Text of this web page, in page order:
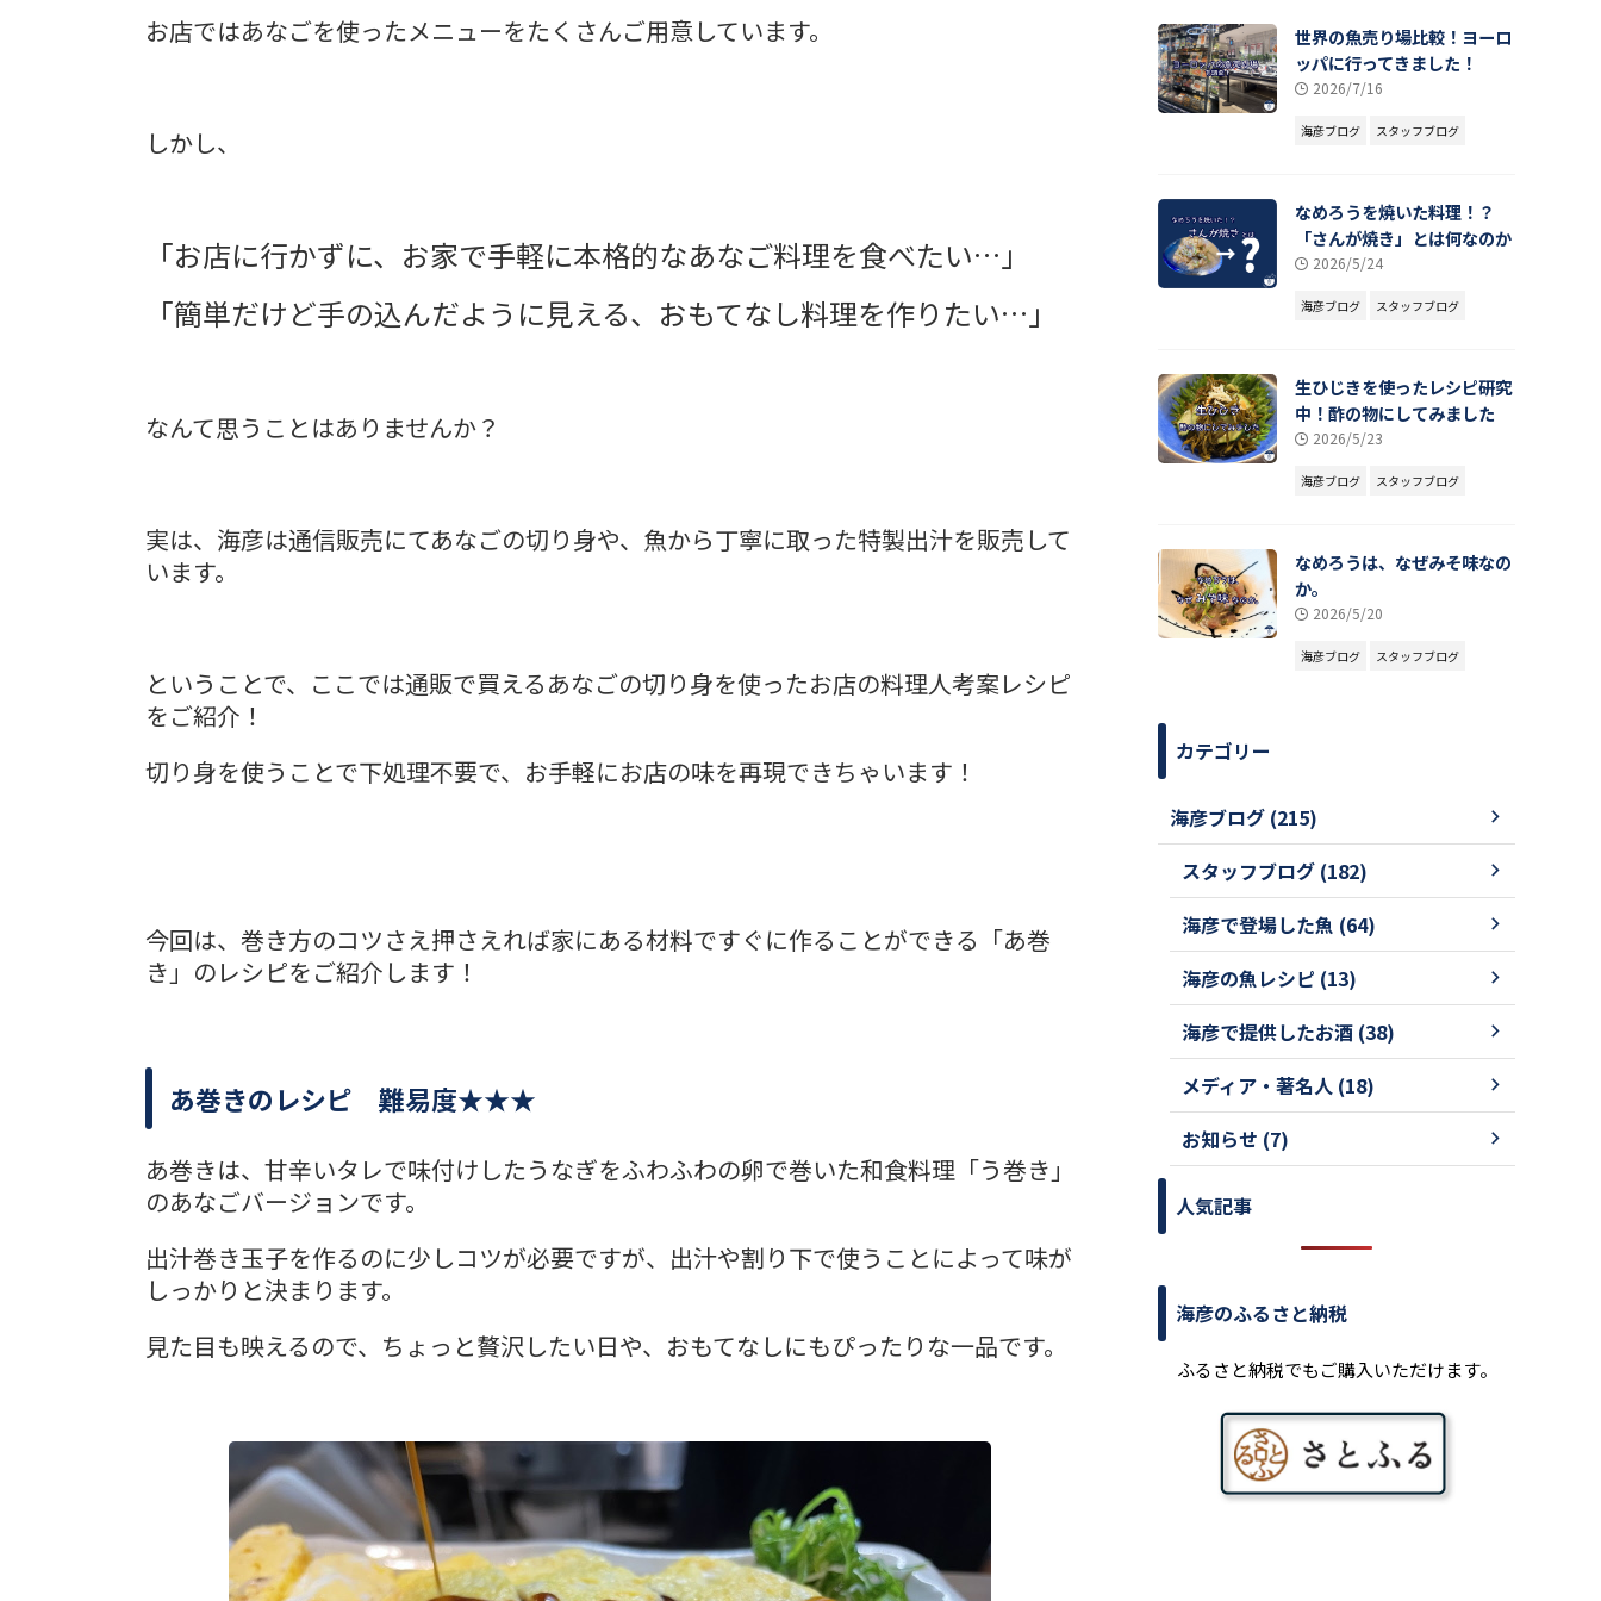
お店ではあなごを使ったメニューをたくさんご用意しています。
しかし、
「お店に行かずに、お家で手軽に本格的なあなご料理を食べたい…」
「簡単だけど手の込んだように見える、おもてなし料理を作りたい…」
なんて思うことはありませんか？
実は、海彦は通信販売にてあなごの切り身や、魚から丁寧に取った特製出汁を販売して
います。
ということで、ここでは通販で買えるあなごの切り身を使ったお店の料理人考案レシピ
をご紹介！
切り身を使うことで下処理不要で、お手軽にお店の味を再現できちゃいます！
今回は、巻き方のコツさえ押さえれば家にある材料ですぐに作ることができる「あ巻
き」のレシピをご紹介します！
あ巻きのレシピ 難易度★★★
あ巻きは、甘辛いタレで味付けしたうなぎをふわふわの卵で巻いた和食料理「う巻き」
のあなごバージョンです。
出汁巻き玉子を作るのに少しコツが必要ですが、出汁や割り下で使うことによって味が
しっかりと決まります。
見た目も映えるので、ちょっと贅沢したい日や、おもてなしにもぴったりな一品です。
世界の魚売り場比較！ヨーロ
ッパに行ってきました！
2026/7/16
海彦ブログ スタッフブログ
なめろうを焼いた料理！？
「さんが焼き」とは何なのか
2026/5/24
海彦ブログ スタッフブログ
生ひじきを使ったレシピ研究
中！酢の物にしてみました
2026/5/23
海彦ブログ スタッフブログ
なめろうは、なぜみそ味なの
か。
2026/5/20
海彦ブログ スタッフブログ
カテゴリー
海彦ブログ (215)
スタッフブログ (182)
海彦で登場した魚 (64)
海彦の魚レシピ (13)
海彦で提供したお酒 (38)
メディア・著名人 (18)
お知らせ (7)
人気記事
海彦のふるさと納税
ふるさと納税でもご購入いただけます。